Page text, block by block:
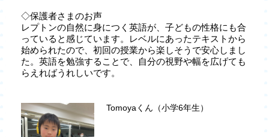
◇保護者さまのお声
レプトンの自然に身につく英語が、子どもの性格にも合
っていると感じています。レベルにあったテキストから
始められたので、初回の授業から楽しそうで安心しまし
た。英語を勉強することで、自分の視野や幅を広げても
らえればうれしいです。
Tomoyaくん（小学6年生）